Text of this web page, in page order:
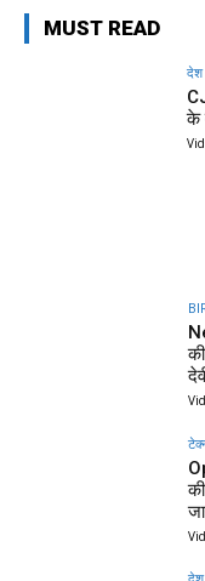
MUST READ
देश
के